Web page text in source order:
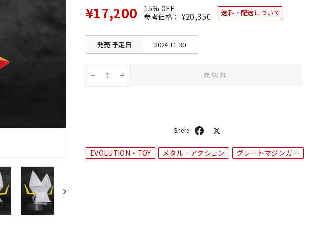
¥17,200
15% OFF
参考価格： 通
常
格
¥20,350 SALE
送料・配送について
発売 予定日 2024.11.30
+
売切れ
シ
ア
ト
EVOLUTION・TOY メタル・アクション グレートマジンガー